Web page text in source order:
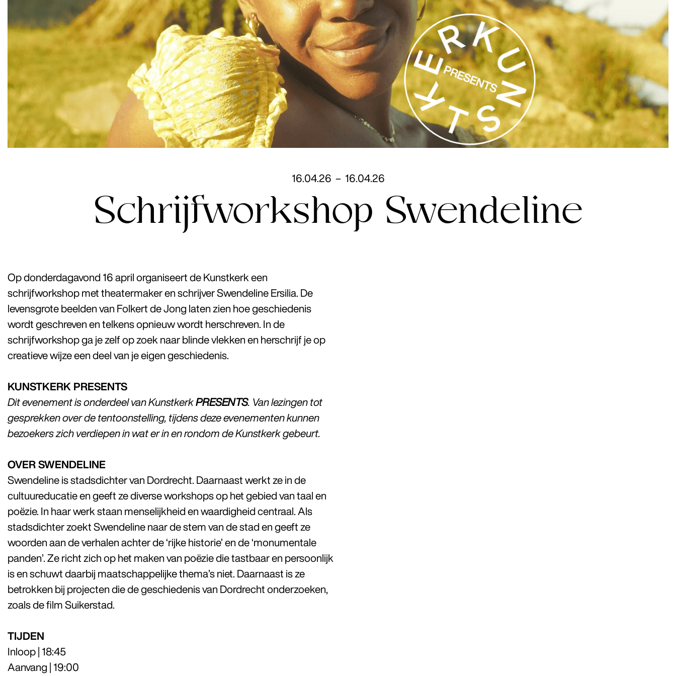
16 04. 26 – 16 04. 26
Schrijfworkshop Swendeline
Op donderdagavond 16 april organiseert de Kunstkerk een
schrijfworkshop met theatermaker en schrijver Swendeline Ersilia. De
levensgrote beelden van Folkert de Jong laten zien hoe geschiedenis
wordt geschreven en telkens opnieuw wordt herschreven. In de
schrijfworkshop ga je zelf op zoek naar blinde vlekken en herschrijf je op
creatieve wijze een deel van je eigen geschiedenis.
KUNSTKERK PRESENTS
Dit evenement is onderdeel van KunstkerkPRESENTS. Van lezingen tot
gesprekken over de tentoonstelling, tijdens deze evenementen kunnen
bezoekers zich verdiepen in wat er in en rondom de Kunstkerk gebeurt.
OVER SWENDELINE
Swendeline is stadsdichter van Dordrecht. Daarnaast werkt ze in de
cultuureducatie en geeft ze diverse workshops op het gebied van taal en
poëzie. In haar werk staan menselijkheid en waardigheid centraal. Als
stadsdichter zoekt Swendeline naar de stem van de stad en geeft ze
woorden aan de verhalen achter de ‘rijke historie’ en de ‘monumentale
panden’. Ze richt zich op het maken van poëzie die tastbaar en persoonlijk
is en schuwt daarbij maatschappelijke thema’s niet. Daarnaast is ze
betrokken bij projecten die de geschiedenis van Dordrecht onderzoeken,
zoals de film Suikerstad.
TIJDEN
Inloop | 18:45
Aanvang | 19:00